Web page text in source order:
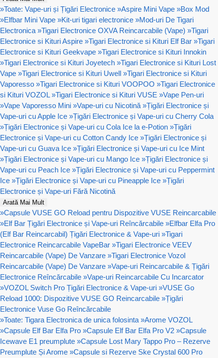
»Toate: Vape-uri și Țigări Electronice »Aspire Mini Vape »Box Mod
»Elfbar Mini Vape »Kit-uri tigari electronice »Mod-uri De Tigari
Electronica »Tigari Electronice OXVA Reincarcabile (Vape) »Tigari
Electronice si Kituri Aspire »Tigari Electronice si Kituri Elf Bar »Tigari
Electronice si Kituri Geekvape »Tigari Electronice si Kituri Innokin
»Tigari Electronice si Kituri Joyetech »Tigari Electronice si Kituri Lost
Vape »Tigari Electronice si Kituri Uwell »Tigari Electronice si Kituri
Vaporesso »Tigari Electronice si Kituri VOOPOO »Tigari Electronice
si Kituri VOZOL »Tigari Electronice si Kituri VUSE »Vape Pen-uri
»Vape Vaporesso Mini »Vape-uri cu Nicotină »Țigări Electronice și
Vape-uri cu Apple Ice »Țigări Electronice și Vape-uri cu Cherry Cola
»Țigări Electronice și Vape-uri cu Cola Ice la e-Potion »Țigări
Electronice și Vape-uri cu Cotton Candy Ice »Țigări Electronice și
Vape-uri cu Guava Ice »Țigări Electronice și Vape-uri cu Ice Mint
»Țigări Electronice și Vape-uri cu Mango Ice »Țigări Electronice și
Vape-uri cu Peach Ice »Țigări Electronice și Vape-uri cu Peppermint
Ice »Țigări Electronice și Vape-uri cu Pineapple Ice »Țigări
Electronice și Vape-uri Fără Nicotină
Arată Mai Mult
»Capsule VUSE GO Reload pentru Dispozitive VUSE Reincarcabile
»Elf Bar Țigări Electronice și Vape-uri Reîncărcabile »Elfbar Elfa Pro
(Elf Bar Reincarcabil) Țigări Electronice & Vape-uri »Tigari
Electronice Reincarcabile VapeBar »Tigari Electronice VEEV
Reincarcabile (Vape) De Vanzare »Tigari Electronice Vozol
Reincarcabile (Vape) De Vanzare »Vape-uri Reincarcabile & Țigări
Electronice Reîncărcabile »Vape-uri Reincarcabile Cu Incarcator
»VOZOL Switch Pro Țigări Electronice & Vape-uri »VUSE Go
Reload 1000: Dispozitive VUSE GO Reincarcabile »Țigări
Electronice Vuse Go Reîncărcabile
»Toate: Tigara Electronica de unica folosinta »Arome VOZOL
»Capsule Elf Bar Elfa Pro »Capsule Elf Bar Elfa Pro V2 »Capsule
Icewave E1 preumplute »Capsule Lost Mary Tappo Pro – Rezerve
Preumplute Și Arome »Capsule si Rezerve Ske Crystal 600 Pro